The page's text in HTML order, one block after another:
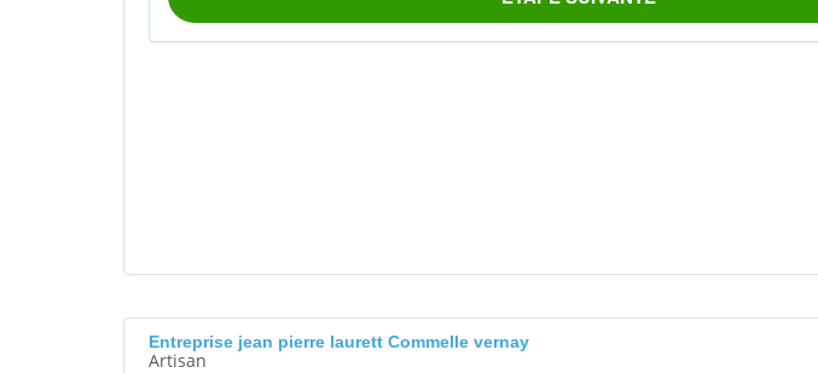
Entreprise jean pierre laurett Commelle vernay
Artisan